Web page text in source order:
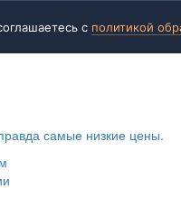
с политикой
самые низкие цены.